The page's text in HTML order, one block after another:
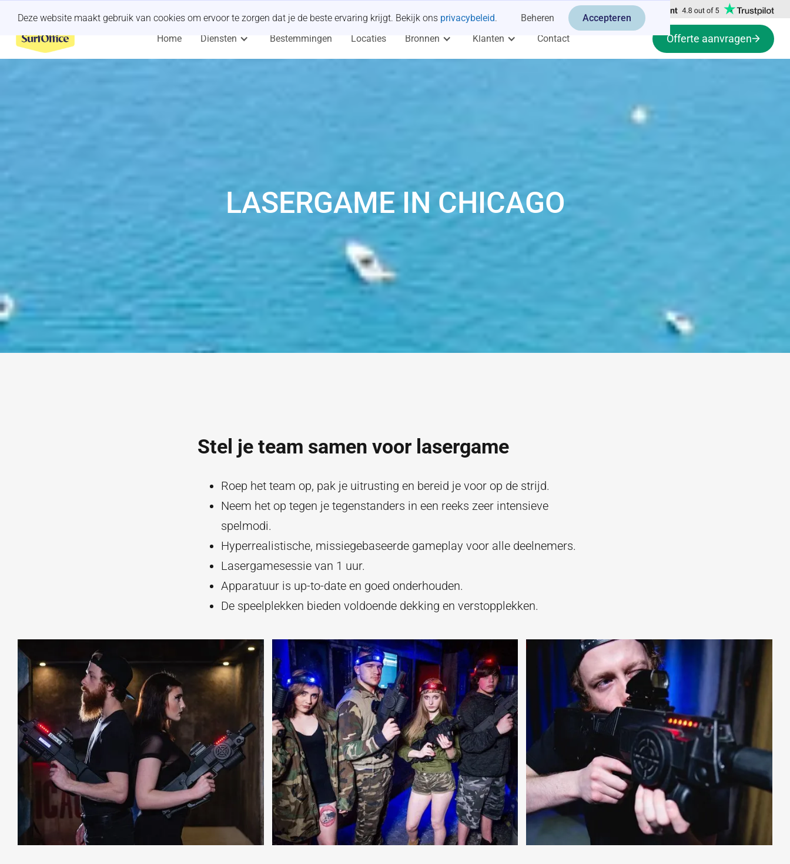
Deze website maakt gebruik van cookies om ervoor te zorgen dat je de beste ervaring krijgt. Bekijk ons privacybeleid. Beheren Accepteren
Home Diensten Bestemmingen Locaties Bronnen Klanten Contact Offerte aanvragen
LASERGAME IN CHICAGO
Stel je team samen voor lasergame
Roep het team op, pak je uitrusting en bereid je voor op de strijd.
Neem het op tegen je tegenstanders in een reeks zeer intensieve
spelmodi.
Hyperrealistische, missiegebaseerde gameplay voor alle deelnemers.
Lasergamesessie van 1 uur.
Apparatuur is up-to-date en goed onderhouden.
De speelplekken bieden voldoende dekking en verstopplekken.